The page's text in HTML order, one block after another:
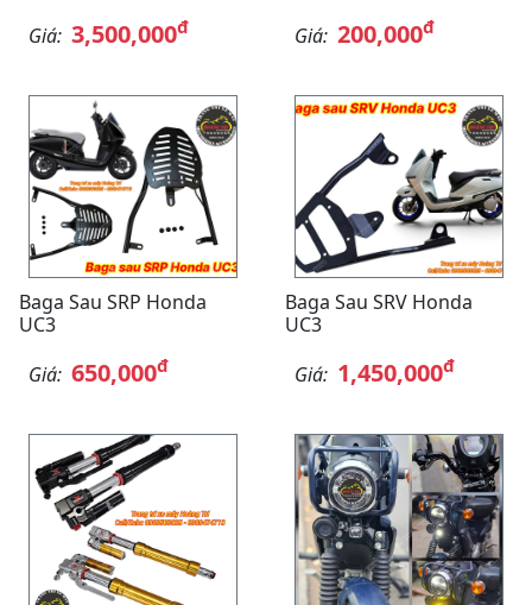
Giá: 3,500,000đ
Giá: 200,000đ
Baga Sau SRP Honda
UC3
Giá: 650,000đ
Baga Sau SRV Honda
UC3
Giá: 1,450,000đ